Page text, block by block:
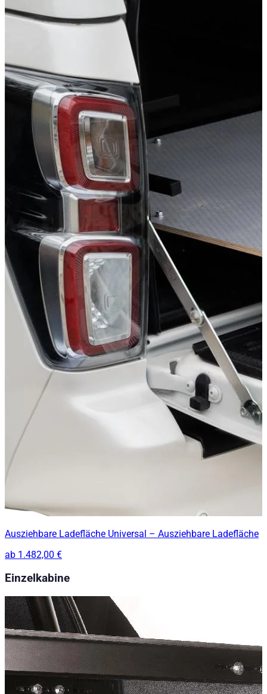
Ausziehbare Ladefläche Universal – Ausziehbare Ladefläche
ab 1.482,00 €
Einzelkabine